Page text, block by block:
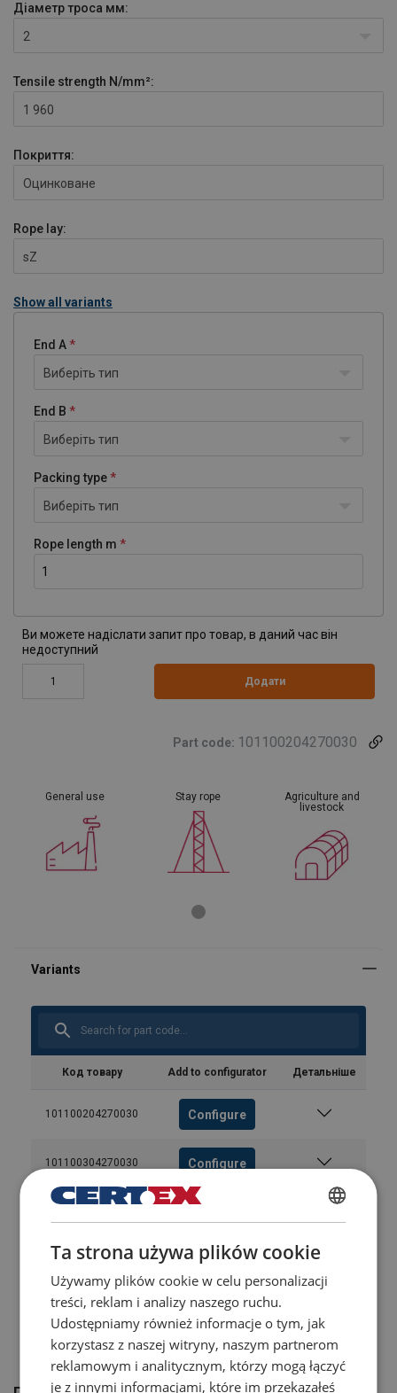
Діаметр троса мм:
2
Tensile strength N/mm²:
1 960
Покриття:
Оцинковане
Rope lay:
sZ
Show all variants
End A
Виберіть тип
End B
Виберіть тип
Packing type
Виберіть тип
Rope length m
Ви можете надіслати запит про товар, в даний час він
недоступний
Додати
Part code: 101100204270030
General use Stay rope
Agriculture and
livestock
Код товару Add to configurator Детальніше
101100204270030 Configure
101100304270030 Configure
101100504270030 Configure
101100604270030 Configure
POLISH
ENGLISH TRANSLATION
Ta strona używa plików cookie
Używamy plików cookie w celu personalizacji
treści, reklam i analizy naszego ruchu.
Udostępniamy również informacje o tym, jak
korzystasz z naszej witryny, naszym partnerom
reklamowym i analitycznym, którzy mogą łączyć
je z innymi informacjami, które im przekazałeś